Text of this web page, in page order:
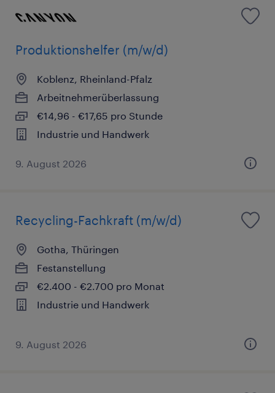
Produktionshelfer (m/w/d)
Koblenz, Rheinland-Pfalz
Arbeitnehmerüberlassung
€14,96 - €17,65 pro Stunde
Industrie und Handwerk
9. August 2026
Recycling-Fachkraft (m/w/d)
Gotha, Thüringen
Festanstellung
€2.400 - €2.700 pro Monat
Industrie und Handwerk
9. August 2026